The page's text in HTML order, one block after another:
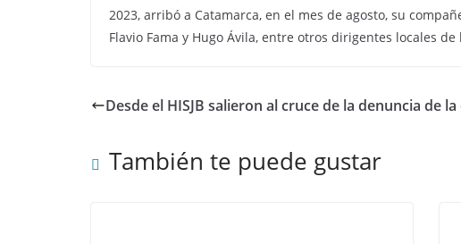
2023, arribó a Catamarca, en el mes de agosto, su
Flavio Fama y Hugo Ávila, entre otros dirigentes locales de
Desde el HISJB salieron al cruce de la denuncia de
También te puede gustar